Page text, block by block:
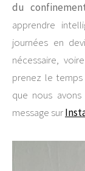
du
apprendre
journées en
nécessaire,
prenez le temps
que nous
message sur